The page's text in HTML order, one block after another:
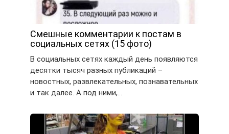
Смешные комментарии к постам в
социальных сетях (15 фото)
В социальных сетях каждый день появляются
десятки тысяч разных публикаций –
новостных, развлекательных, познавательных
и так далее. А под ними,…